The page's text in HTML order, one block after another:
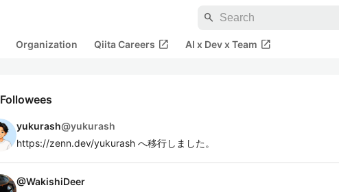
search
Organization Qiita Careers open_in_new AI x Dev x Team open_in_new
Followees
yukurash@yukurash
https://zenn.dev/yukurash へ移行しました。
@WakishiDeer